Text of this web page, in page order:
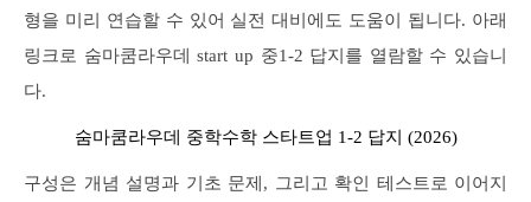
형을 미리 연습할 수 있어 실전 대비에도 도움이 됩니다. 아래
링크로 숨마쿰라우데 start up 중1-2 답지를 열람할 수 있습니
다.
숨마쿰라우데 중학수학 스타트업 1-2 답지 (2026)
구성은 개념 설명과 기초 문제, 그리고 확인 테스트로 이어지